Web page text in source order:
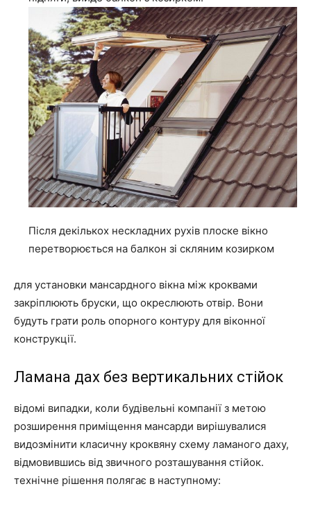
Після декількох нескладних рухів плоске вікно
перетворюється на балкон зі скляним козирком
для установки мансардного вікна між кроквами
закріплюють бруски, що окреслюють отвір. Вони
будуть грати роль опорного контуру для віконної
конструкції.
Ламана дах без вертикальних стійок
відомі випадки, коли будівельні компанії з метою
розширення приміщення мансарди вирішувалися
видозмінити класичну кроквяну схему ламаного даху,
відмовившись від звичного розташування стійок.
технічне рішення полягає в наступному: